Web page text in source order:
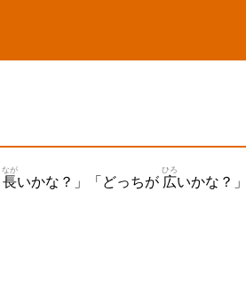
長
なが
いかな？」「どっちが 広
ひろ
いかな？